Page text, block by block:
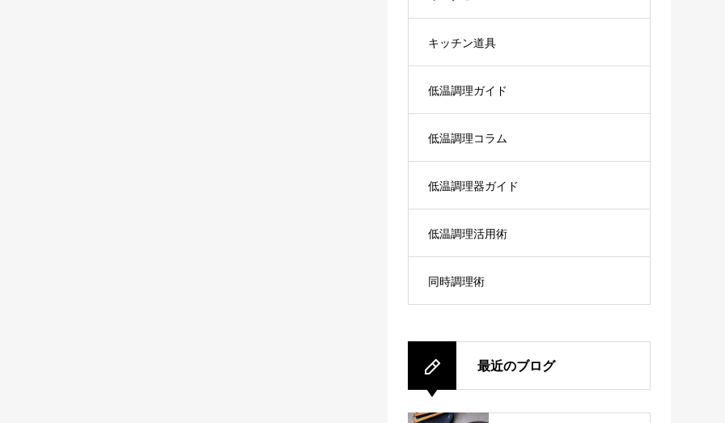
キッチン道具
低温調理ガイド
低温調理コラム
低温調理器ガイド
低温調理活用術
同時調理術
最近のブログ